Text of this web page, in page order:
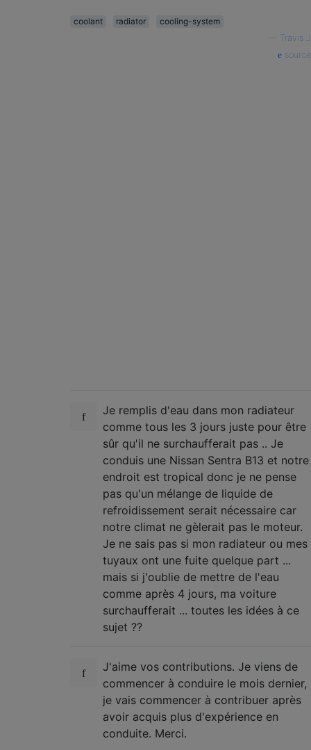
coolant radiator
cooling-system
Travis J
source
Je remplis d'eau dans mon radiateur
comme tous les 3 jours juste pour être
sûr qu'il ne surchaufferait pas .. Je
conduis une Nissan Sentra B13 et notre
endroit est tropical donc je ne pense
pas qu'un mélange de liquide de
refroidissement serait nécessaire car
notre climat ne gèlerait pas le moteur.
Je ne sais pas si mon radiateur ou mes
tuyaux ont une fuite quelque part ...
mais si j'oublie de mettre de l'eau
comme après 4 jours, ma voiture
surchaufferait ... toutes les idées à ce
sujet ??
J'aime vos contributions. Je viens de
commencer à conduire le mois dernier,
je vais commencer à contribuer après
avoir acquis plus d'expérience en
conduite. Merci.